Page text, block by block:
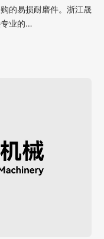
的易损耐磨件。浙江晟
专业的…